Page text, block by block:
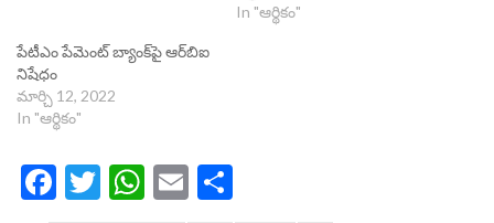
In "ఆర్థికం"
పేటీఎం పేమెంట్ బ్యాంక్‌పై ఆర్‌బిఐ
నిషేధం
మార్చి 12, 2022
In "ఆర్థికం"
Facebook
Twitter
WhatsApp
Email